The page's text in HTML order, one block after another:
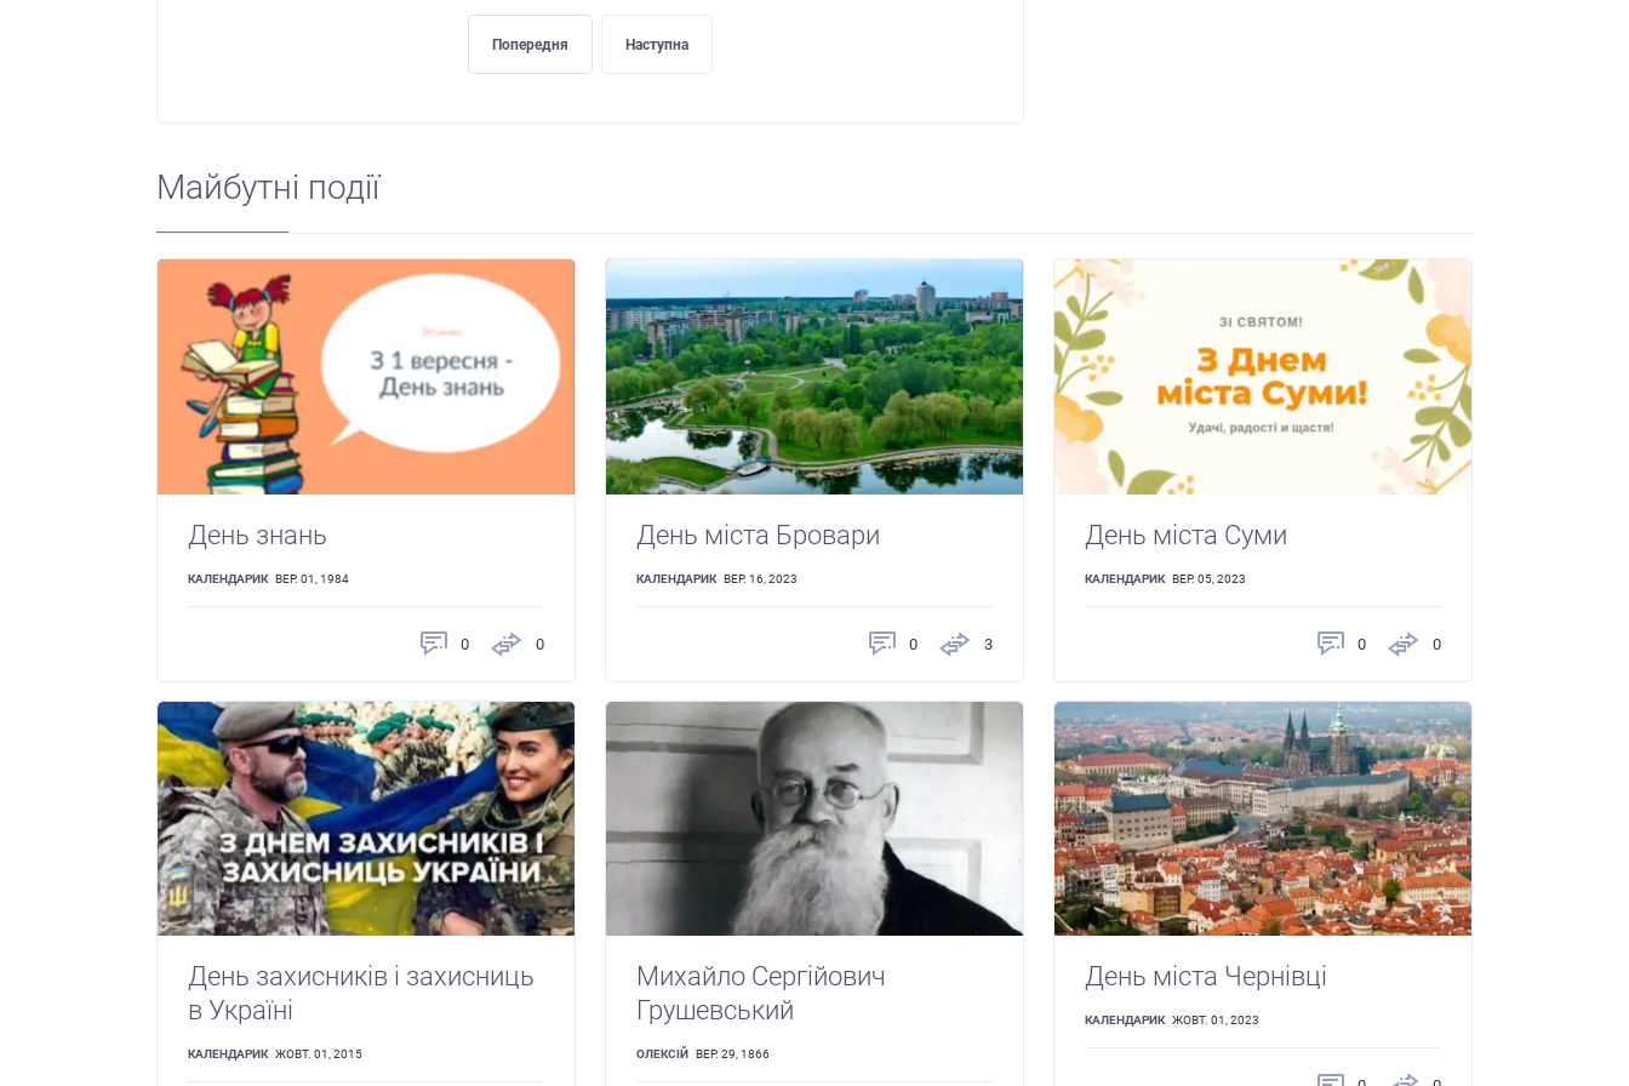
Попередня Наступна
Майбутні події
День знань
КАЛЕНДАРИК ВЕР. 01, 1984
0 0
День міста Бровари
КАЛЕНДАРИК ВЕР. 16, 2023
0 3
День міста Суми
КАЛЕНДАРИК ВЕР. 05, 2023
0 0
День захисників і захисниць
в Україні
КАЛЕНДАРИК ЖОВТ. 01, 2015
Михайло Сергійович
Грушевський
ОЛЕКСІЙ ВЕР. 29, 1866
День міста Чернівці
КАЛЕНДАРИК ЖОВТ. 01, 2023